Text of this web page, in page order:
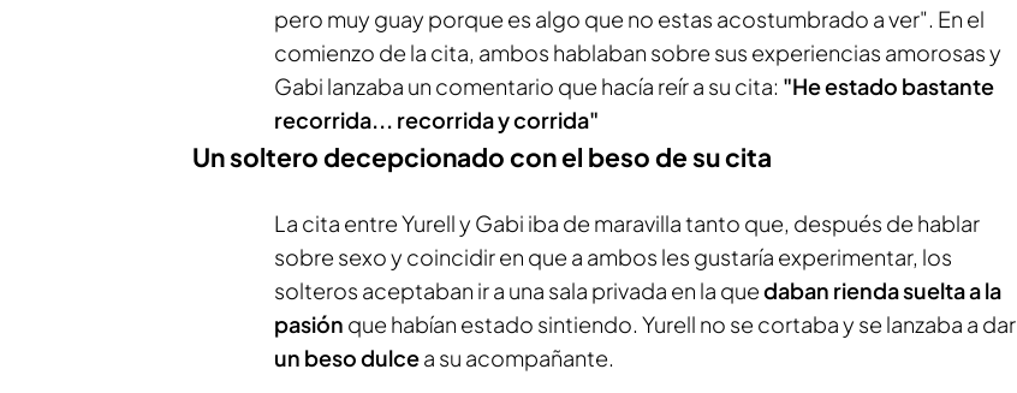
pero muy guay porque es algo que no estas acostumbrado a ver". En el
comienzo de la cita, ambos hablaban sobre sus experiencias amorosas y
Gabi lanzaba un comentario que hacía reír a su cita: "He estado bastante
recorrida... recorrida y corrida"
Un soltero decepcionado con el beso de su cita
La cita entre Yurell y Gabi iba de maravilla tanto que, después de hablar
sobre sexo y coincidir en que a ambos les gustaría experimentar, los
solteros aceptaban ir a una sala privada en la quedaban rienda suelta a la
pasión que habían estado sintiendo. Yurell no se cortaba y se lanzaba a dar
un beso dulcea su acompañante.